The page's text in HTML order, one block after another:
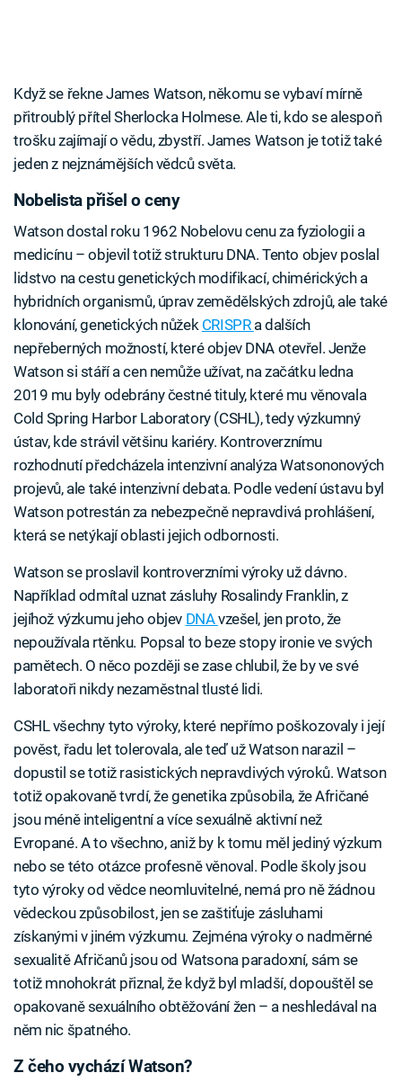
Když se řekne James Watson, někomu se vybaví mírně
přitroublý přítel Sherlocka Holmese. Ale ti, kdo se alespoň
trošku zajímají o vědu, zbystří. James Watson je totiž také
jeden z nejznámějších vědců světa.
Nobelista přišel o ceny
Watson dostal roku 1962 Nobelovu cenu za fyziologii a
medicínu – objevil totiž strukturu DNA. Tento objev poslal
lidstvo na cestu genetických modifikací, chimérických a
hybridních organismů, úprav zemědělských zdrojů, ale také
klonování, genetických nůžek CRISPR a dalších
nepřeberných možností, které objev DNA otevřel. Jenže
Watson si stáří a cen nemůže užívat, na začátku ledna
2019 mu byly odebrány čestné tituly, které mu věnovala
Cold Spring Harbor Laboratory (CSHL), tedy výzkumný
ústav, kde strávil většinu kariéry. Kontroverznímu
rozhodnutí předcházela intenzivní analýza Watsononových
projevů, ale také intenzivní debata. Podle vedení ústavu byl
Watson potrestán za nebezpečně nepravdivá prohlášení,
která se netýkají oblasti jejich odbornosti.
Watson se proslavil kontroverzními výroky už dávno.
Například odmítal uznat zásluhy Rosalindy Franklin, z
jejíhož výzkumu jeho objev DNAvzešel, jen proto, že
nepoužívala rtěnku. Popsal to beze stopy ironie ve svých
pamětech. O něco později se zase chlubil, že by ve své
laboratoři nikdy nezaměstnal tlusté lidi.
CSHL všechny tyto výroky, které nepřímo poškozovaly i její
pověst, řadu let tolerovala, ale teď už Watson narazil –
dopustil se totiž rasistických nepravdivých výroků. Watson
totiž opakovaně tvrdí, že genetika způsobila, že Afričané
jsou méně inteligentní a více sexuálně aktivní než
Evropané. A to všechno, aniž by k tomu měl jediný výzkum
nebo se této otázce profesně věnoval. Podle školy jsou
tyto výroky od vědce neomluvitelné, nemá pro ně žádnou
vědeckou způsobilost, jen se zaštiťuje zásluhami
získanými v jiném výzkumu. Zejména výroky o nadměrné
sexualitě Afričanů jsou od Watsona paradoxní, sám se
totiž mnohokrát přiznal, že když byl mladší, dopouštěl se
opakovaně sexuálního obtěžování žen – a neshledával na
něm nic špatného.
Z čeho vychází Watson?